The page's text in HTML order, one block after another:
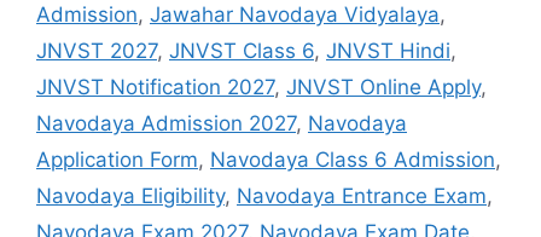
Admission, Jawahar Navodaya Vidyalaya,
JNVST 2027, JNVST Class 6, JNVST Hindi,
JNVST Notification 2027, JNVST Online Apply,
Navodaya Admission 2027, Navodaya
Application Form, Navodaya Class 6 Admission,
Navodaya Eligibility, Navodaya Entrance Exam,
Navodaya Exam 2027, Navodaya Exam Date,